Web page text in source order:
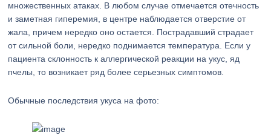
множественных атаках. В любом случае отмечается отечность
и заметная гиперемия, в центре наблюдается отверстие от
жала, причем нередко оно остается. Пострадавший страдает
от сильной боли, нередко поднимается температура. Если у
пациента склонность к аллергической реакции на укус, яд
пчелы, то возникает ряд более серьезных симптомов.
Обычные последствия укуса на фото: